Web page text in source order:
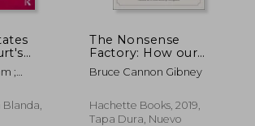
;
The Nonsense
Factory: How our
Bloated, Broken
Legal System is
Americans (en Inglés)
Bruce Cannon Gibney
Hachette Books, 2019,
Tapa Dura, Nuevo